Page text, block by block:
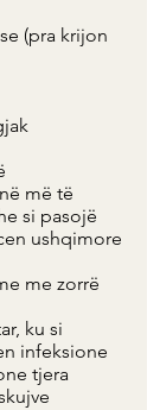
(pra krijon
më të
si pasojë
ushqimore
me zorrë
ku si
infeksione
tjera